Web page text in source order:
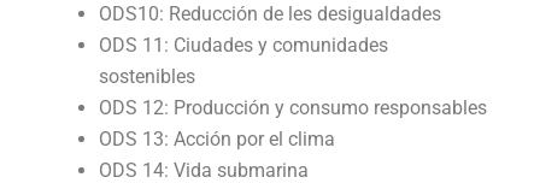
ODS10: Reducción de les desigualdades
ODS 11: Ciudades y comunidades
sostenibles
ODS 12: Producción y consumo responsables
ODS 13: Acción por el clima
ODS 14: Vida submarina